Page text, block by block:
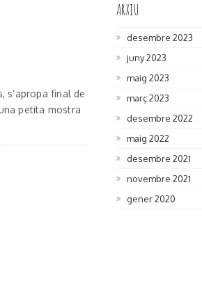
s’apropa final de
petita mostra
ARXIU
desembre 2023
juny 2023
maig 2023
març 2023
desembre 2022
maig 2022
desembre 2021
novembre 2021
gener 2020